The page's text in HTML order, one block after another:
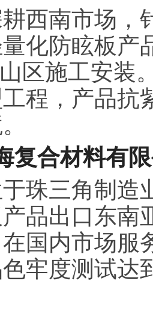
西南市场，
化防眩板产
区施工安装
程，产品抗
复合材料有
珠三角制造
品出口东南
国内市场服
牢度测试达